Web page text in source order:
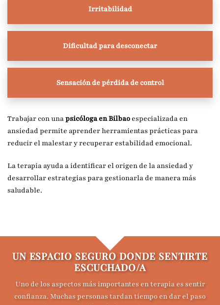
Irritabilidad
Dificultad para desconectar
Sensación de pérdida de control
Trabajar con unapsicóloga en Bilbao especializada en
ansiedad permite aprender herramientas prácticas para
reducir el malestar y recuperar estabilidad emocional.
La terapia ayuda a identificar el origen de la ansiedad y
desarrollar estrategias para gestionarla de manera más
saludable.
UN ESPACIO SEGURO DONDE SENTIRTE
ESCUCHADO/A
Uno de los aspectos más importantes en terapia es sentir
confianza. Muchas personas tardan tiempo en dar el paso